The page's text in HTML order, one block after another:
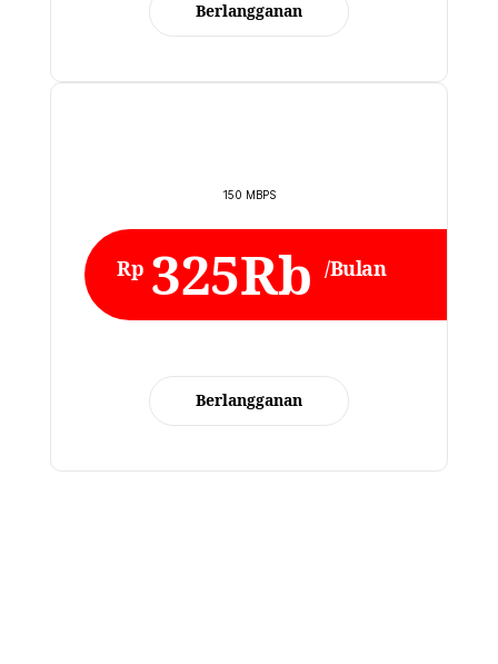
Berlangganan
150 MBPS
Rp 325Rb /Bulan
Berlangganan